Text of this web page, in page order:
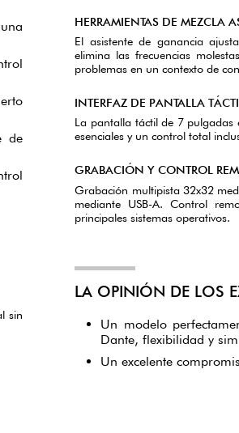
de
sin
HERRAMIENTAS DE MEZCLA
El asistente de ganancia
elimina las frecuencias
problemas en un contexto de
INTERFAZ DE PANTALLA
La pantalla táctil de 7 pulgadas
esenciales y un control total
GRABACIÓN Y CONTROL
Grabación multipista 32x32
mediante USB-A. Control
principales sistemas operativos.
LA OPINIÓN DE LOS
Un modelo
Dante, flexibilidad y
Un excelente